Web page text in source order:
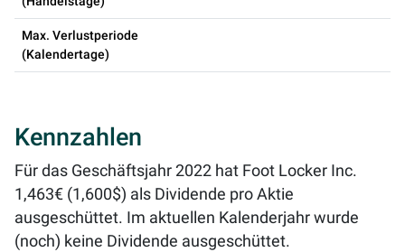
Max. Verlustperiode
(Kalendertage)
Kennzahlen
Für das Geschäftsjahr 2022 hat Foot Locker Inc.
1,463€ (1,600$) als Dividende pro Aktie
ausgeschüttet. Im aktuellen Kalenderjahr wurde
(noch) keine Dividende ausgeschüttet.